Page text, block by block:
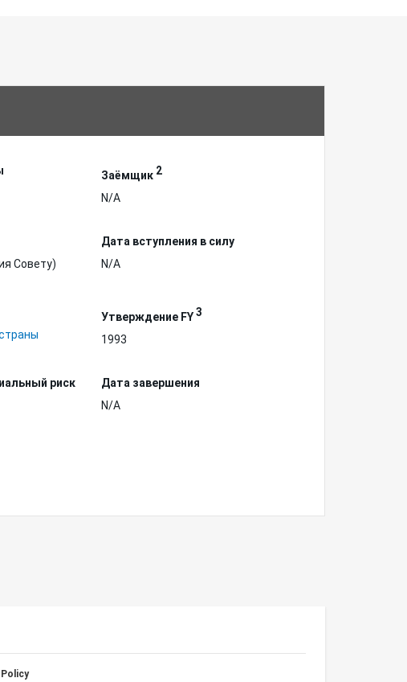
Заёмщик 2
N/A
Совету)
Дата вступления в силу
N/A
Утверждение FY3
1993
риск
Дата завершения
N/A